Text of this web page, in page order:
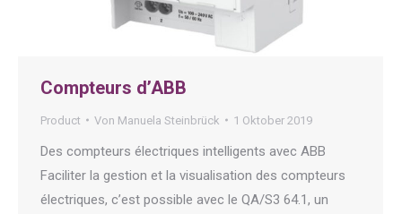
Compteurs d’ABB
Product Von Manuela Steinbrück 1 Oktober 2019
Des compteurs électriques intelligents avec ABB
Faciliter la gestion et la visualisation des compteurs
électriques, c’est possible avec le QA/S3 64.1, un